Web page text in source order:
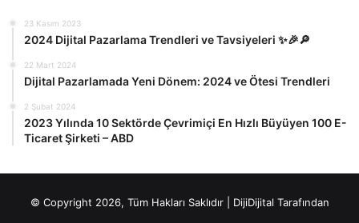
23 Kasım 2023
2024 Dijital Pazarlama Trendleri ve Tavsiyeleri ✨🎉🔎
22 Mart 2024
Dijital Pazarlamada Yeni Dönem: 2024 ve Ötesi Trendleri
2 Şubat 2024
2023 Yılında 10 Sektörde Çevrimiçi En Hızlı Büyüyen 100 E-
Ticaret Şirketi – ABD
© Copyright 2026, Tüm Hakları Saklıdır | DijiDijital Tarafından